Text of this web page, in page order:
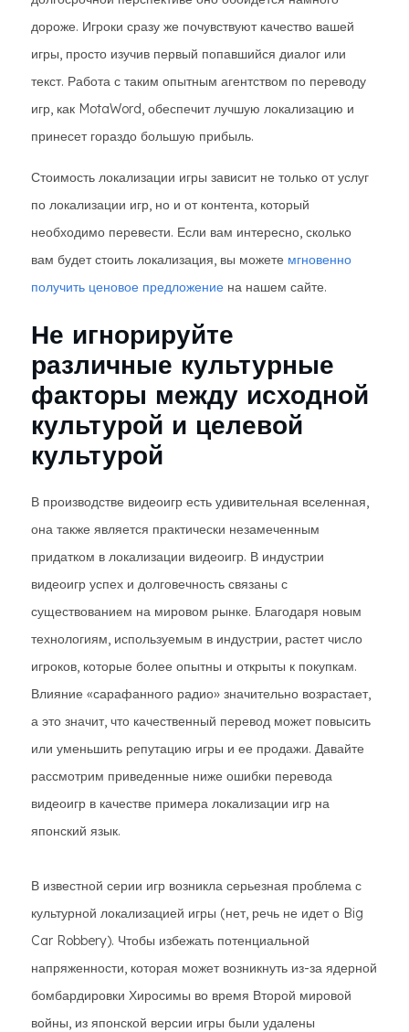
дороже. Игроки сразу же почувствуют качество вашей
игры, просто изучив первый попавшийся диалог или
текст. Работа с таким опытным агентством по переводу
игр, как MotaWord, обеспечит лучшую локализацию и
принесет гораздо большую прибыль.
Стоимость локализации игры зависит не только от услуг
по локализации игр, но и от контента, который
необходимо перевести. Если вам интересно, сколько
вам будет стоить локализация, вы можете мгновенно
получить ценовое предложение на нашем сайте.
Не игнорируйте
различные культурные
факторы между исходной
культурой и целевой
культурой
В производстве видеоигр есть удивительная вселенная,
она также является практически незамеченным
придатком в локализации видеоигр. В индустрии
видеоигр успех и долговечность связаны с
существованием на мировом рынке. Благодаря новым
технологиям, используемым в индустрии, растет число
игроков, которые более опытны и открыты к покупкам.
Влияние «сарафанного радио» значительно возрастает,
а это значит, что качественный перевод может повысить
или уменьшить репутацию игры и ее продажи. Давайте
рассмотрим приведенные ниже ошибки перевода
видеоигр в качестве примера локализации игр на
японский язык.
В известной серии игр возникла серьезная проблема с
культурной локализацией игры (нет, речь не идет о Big
Car Robbery). Чтобы избежать потенциальной
напряженности, которая может возникнуть из-за ядерной
бомбардировки Хиросимы во время Второй мировой
войны, из японской версии игры были удалены